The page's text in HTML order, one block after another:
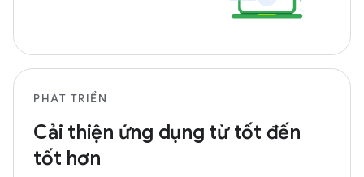
PHÁT TRIỂN
Cải thiện ứng dụng từ tốt đến
tốt hơn